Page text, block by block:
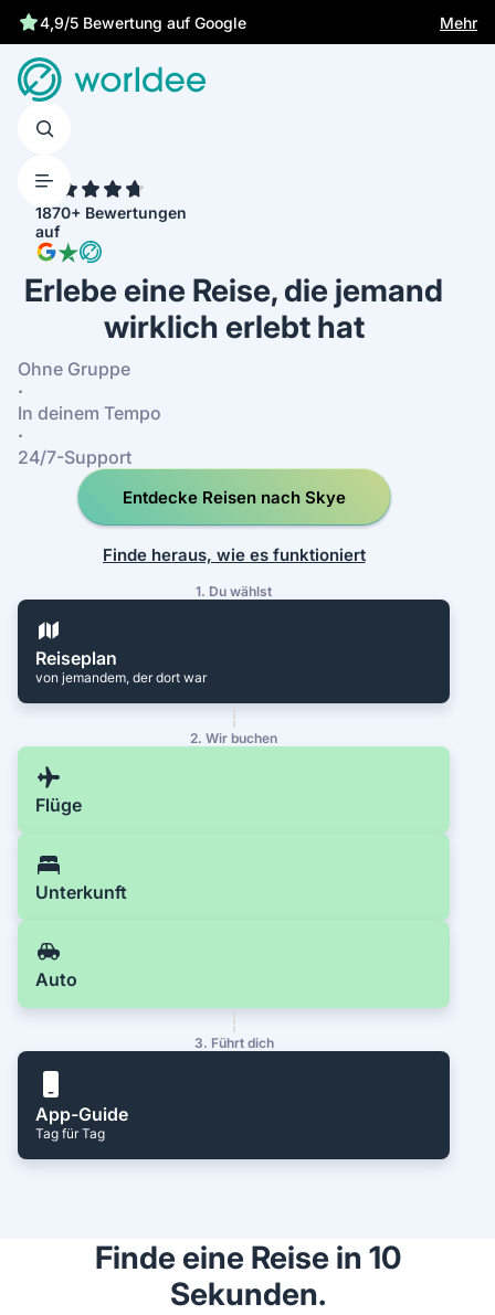
4,9/5 Bewertung auf Google
Mehr
1870+ Bewertungen
auf
Erlebe eine Reise, die jemand
wirklich erlebt hat
Ohne Gruppe
·
In deinem Tempo
·
24/7-Support
Entdecke Reisen nach Skye
Finde heraus, wie es funktioniert
1. Du wählst
Reiseplan
von jemandem, der dort war
2. Wir buchen
Flüge
Unterkunft
Auto
3. Führt dich
App-Guide
Tag für Tag
Finde eine Reise in 10
Sekunden.